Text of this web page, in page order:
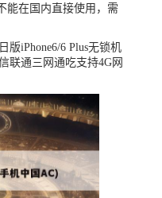
能在国内直接使用，需
版iPhone6/6 Plus无锁机
联通三网通吃支持4G网